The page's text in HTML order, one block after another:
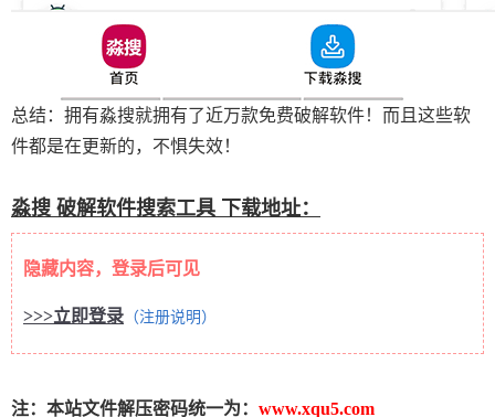
总结：拥有淼搜就拥有了近万款免费破解软件！而且这些软
件都是在更新的，不惧失效！
淼搜 破解软件搜索工具 下载地址：
隐藏内容，登录后可见
>>>立即登录 （注册说明）
注：本站文件解压密码统一为： www.xqu5.com